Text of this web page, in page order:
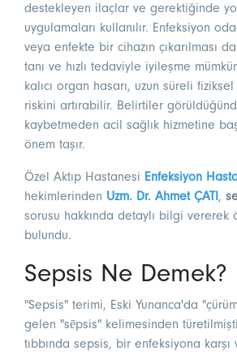
destekleyen ilaçlar ve gerektiğinde
uygulamaları kullanılır. Enfeksiyon
veya enfekte bir cihazın çıkarılması
tanı ve hızlı tedaviyle iyileşme
kalıcı organ hasarı, uzun süreli
riskini artırabilir. Belirtiler
kaybetmeden acil sağlık hizmetine
önem taşır.
Özel Aktıp Hastanesi Enfeksiyon
hekimlerinden Uzm. Dr. Ahmet ÇATI ,
sorusu hakkında detaylı bilgi vererek
bulundu.
Sepsis Ne Demek?
"Sepsis" terimi, Eski Yunanca'da
gelen "sēpsis" kelimesinden
tıbbında sepsis, bir enfeksiyona